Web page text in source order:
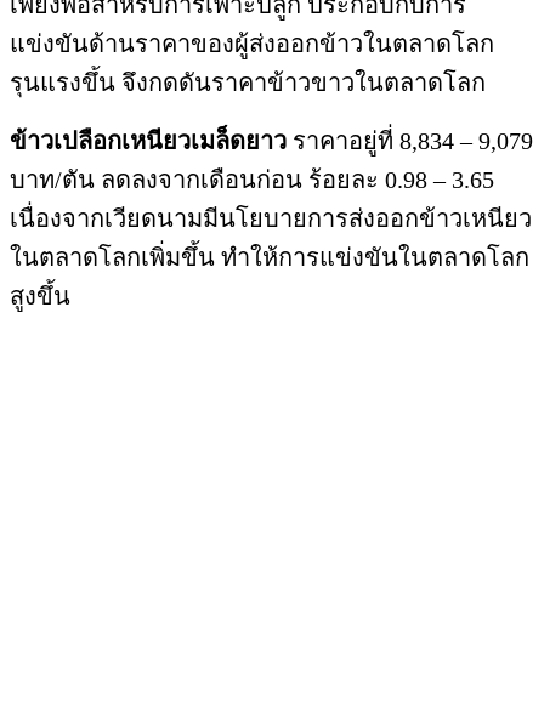
แข่งขันด้านราคาของผู้ส่งออกข้าวในตลาดโลก
รุนแรงขึ้น จึงกดดันราคาข้าวขาวในตลาดโลก
ข้าวเปลือกเหนียวเมล็ดยาว ราคาอยู่ที่ 8,834 – 9,079
บาท/ตัน ลดลงจากเดือนก่อน ร้อยละ 0.98 – 3.65
เนื่องจากเวียดนามมีนโยบายการส่งออกข้าวเหนียว
ในตลาดโลกเพิ่มขึ้น ทำให้การแข่งขันในตลาดโลก
สูงขึ้น